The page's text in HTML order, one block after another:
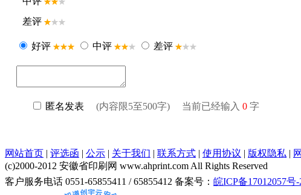
网站首页 | 评选函 | 公示 | 关于我们 | 联系方式 | 使用协议 | 版权隐私 |
(c)2000-2012 安徽省印刷网 www.ahprint.com All Rights Reserved
客户服务电话 0551-65855411 / 65855412 备案号： 皖ICP备17012057号-